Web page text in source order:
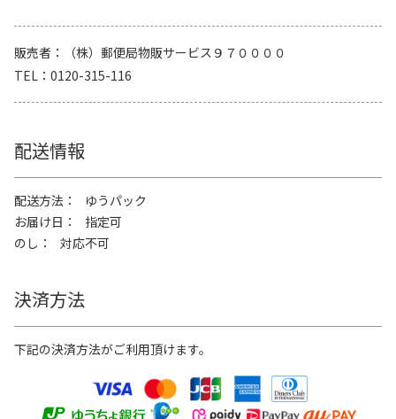
販売者
（株）郵便局物販サービス９７００００
TEL
0120-315-116
配送情報
配送方法
ゆうパック
お届け日
指定可
のし
対応不可
決済方法
下記の決済方法がご利用頂けます。